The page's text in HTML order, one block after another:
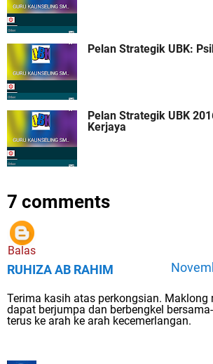
Pelan Strategik UBK:
Pelan Strategik UBK
Kerjaya
7 comments
Balas
RUHIZA AB RAHIM
Terima kasih atas perkongsian. Maklong
dapat berjumpa dan berbengkel
terus ke arah ke arah kecemerlangan.